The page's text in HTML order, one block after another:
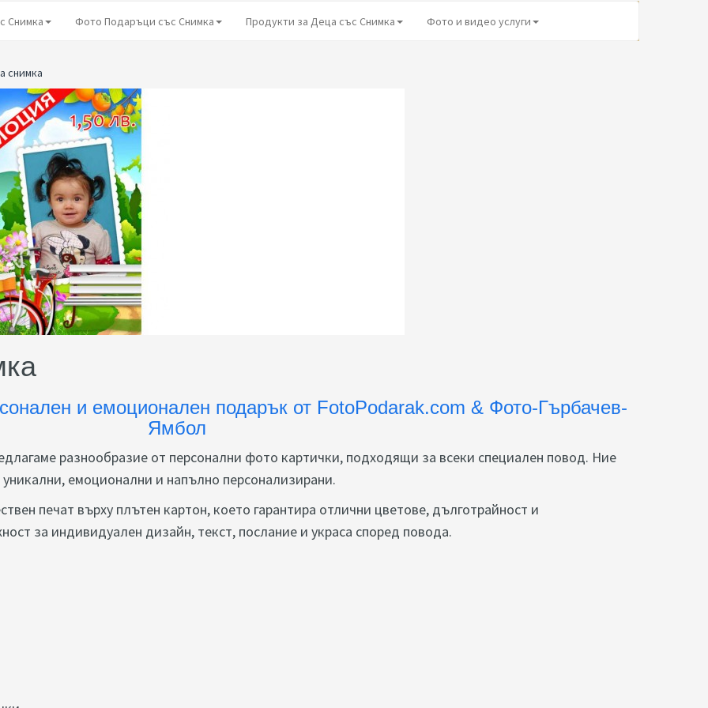
Снимка Фото Подаръци със Снимка Продукти за Деца със Снимка Фото и видео услуги
снимка
и емоционален подарък от FotoPodarak.com & Фото-Гърбачев-
Ямбол
разнообразие от персонални фото картички, подходящи за всеки специален повод. Ние
емоционални и напълно персонализирани.
печат върху плътен картон, което гарантира отлични цветове, дълготрайност и
за индивидуален дизайн, текст, послание и украса според повода.